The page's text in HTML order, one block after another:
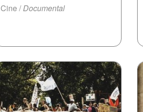
Cine /Documental